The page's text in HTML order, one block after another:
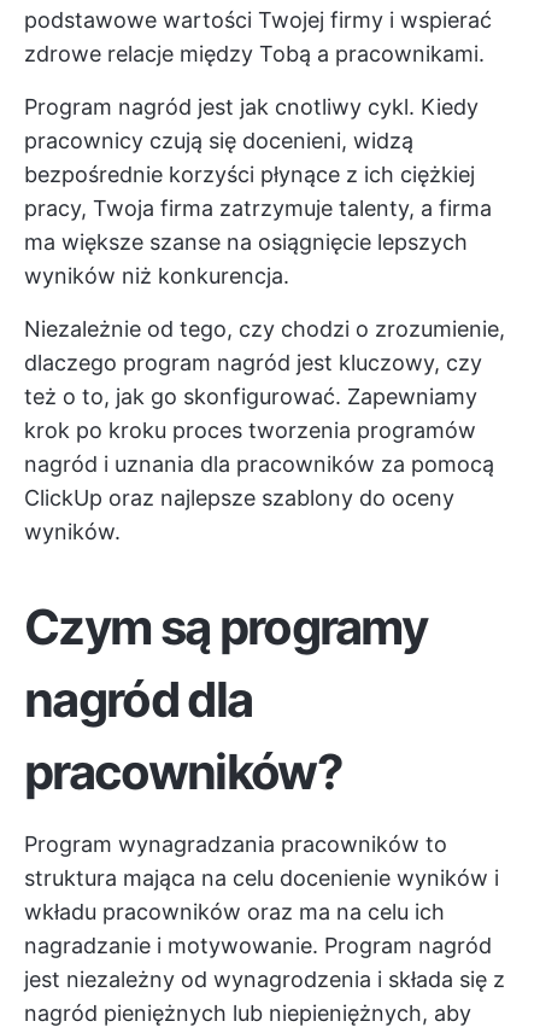
podstawowe wartości Twojej firmy i wspierać
zdrowe relacje między Tobą a pracownikami.
Program nagród jest jak cnotliwy cykl. Kiedy
pracownicy czują się docenieni, widzą
bezpośrednie korzyści płynące z ich ciężkiej
pracy, Twoja firma zatrzymuje talenty, a firma
ma większe szanse na osiągnięcie lepszych
wyników niż konkurencja.
Niezależnie od tego, czy chodzi o zrozumienie,
dlaczego program nagród jest kluczowy, czy
też o to, jak go skonfigurować. Zapewniamy
krok po kroku proces tworzenia programów
nagród i uznania dla pracowników za pomocą
ClickUp oraz najlepsze szablony do oceny
wyników.
Czym są programy
nagród dla
pracowników?
Program wynagradzania pracowników to
struktura mająca na celu docenienie wyników i
wkładu pracowników oraz ma na celu ich
nagradzanie i motywowanie. Program nagród
jest niezależny od wynagrodzenia i składa się z
nagród pieniężnych lub niepieniężnych, aby